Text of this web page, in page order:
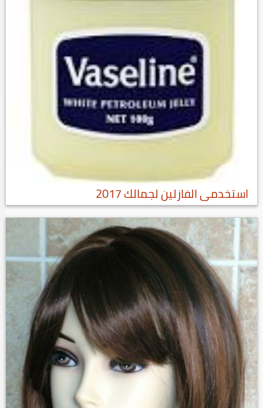
استخدمى الفازلين لجمالك 2017